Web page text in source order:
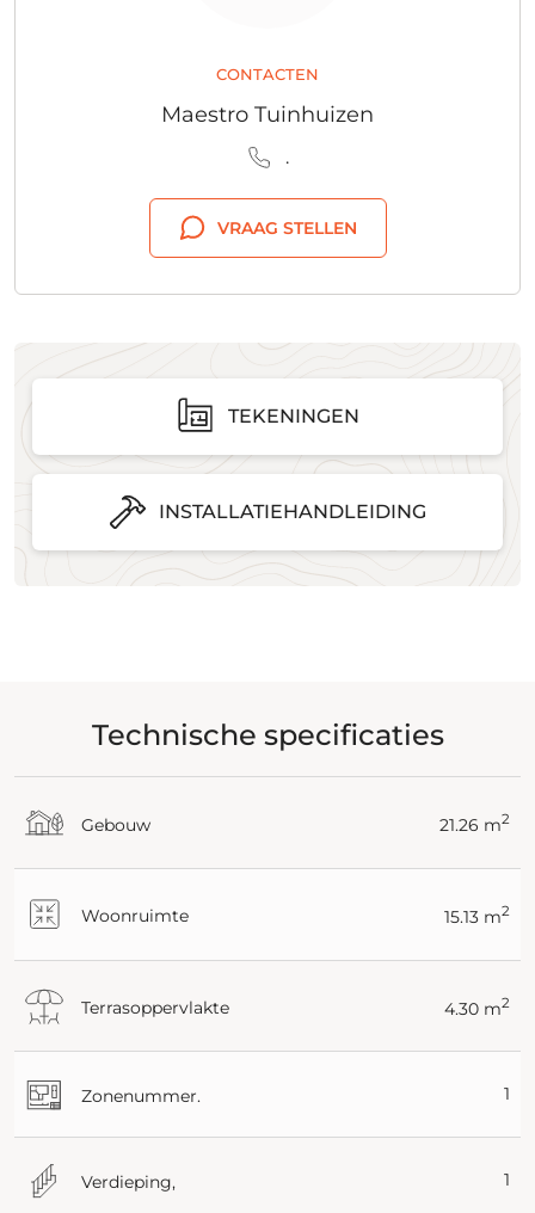
CONTACTEN
Maestro Tuinhuizen
.
VRAAG STELLEN
TEKENINGEN
INSTALLATIEHANDLEIDING
Technische specificaties
Gebouw 21.26 m2
Woonruimte 15.13 m2
Terrasoppervlakte 4.30 m2
Zonenummer. 1
Verdieping, 1